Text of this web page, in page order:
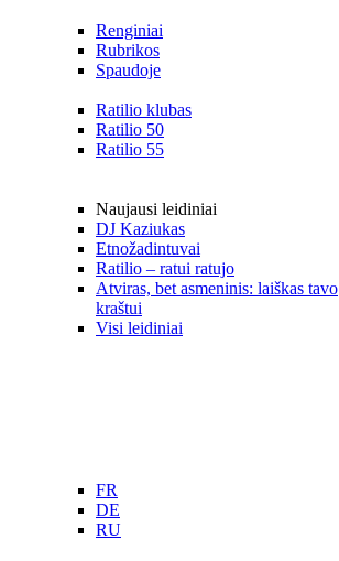
Renginiai
Rubrikos
Spaudoje
Ratilio klubas
Ratilio 50
Ratilio 55
Naujausi leidiniai
DJ Kaziukas
Etnožadintuvai
Ratilio – ratui ratujo
Atviras, bet asmeninis: laiškas tavo
kraštui
Visi leidiniai
FR
DE
RU